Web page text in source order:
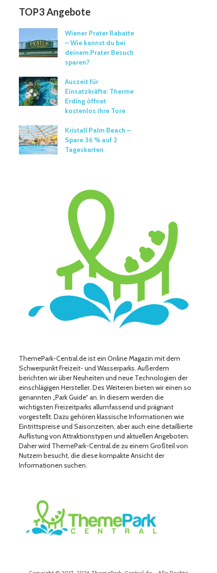
TOP3 Angebote
Wiener Prater Rabatte
– Wie kannst du bei
deinem Prater Besuch
sparen?
Auszeit für
Einsatzkräfte: Therme
Erding öffnet
kostenlos ihre Tore
Kristall Palm Beach –
Spare 36 % auf 2
Tageskarten
ThemePark-Central.de ist ein Online Magazin mit dem
Schwerpunkt Freizeit- und Wasserparks. Außerdem
berichten wir über Neuheiten und neue Technologien der
einschlägigen Hersteller. Des Weiteren bieten wir einen so
genannten „Park Guide“ an. In diesem werden die
wichtigsten Freizeitparks allumfassend und prägnant
vorgestellt. Dazu gehören klassische Informationen wie
Eintrittspreise und Saisonzeiten, aber auch eine detaillierte
Auflistung von Attraktionstypen und aktuellen Angeboten.
Daher wird ThemePark-Central.de zu einem Großteil von
Nutzern besucht, die diese kompakte Ansicht der
Informationen suchen.